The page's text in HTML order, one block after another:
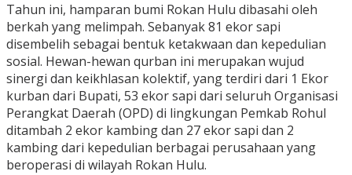
Tahun ini, hamparan bumi Rokan Hulu dibasahi oleh
berkah yang melimpah. Sebanyak 81 ekor sapi
disembelih sebagai bentuk ketakwaan dan kepedulian
sosial. Hewan-hewan qurban ini merupakan wujud
sinergi dan keikhlasan kolektif, yang terdiri dari 1 Ekor
kurban dari Bupati, 53 ekor sapi dari seluruh Organisasi
Perangkat Daerah (OPD) di lingkungan Pemkab Rohul
ditambah 2 ekor kambing dan 27 ekor sapi dan 2
kambing dari kepedulian berbagai perusahaan yang
beroperasi di wilayah Rokan Hulu.